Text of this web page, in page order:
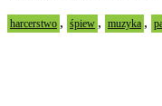
harcerstwo , śpiew , muzyka ,